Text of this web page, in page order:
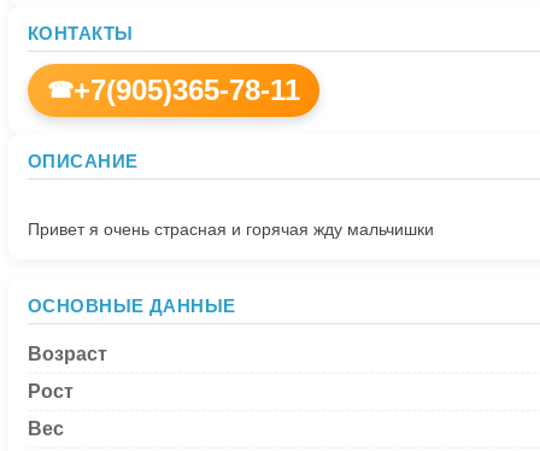
КОНТАКТЫ
☎+7(905)365-78-11
ОПИСАНИЕ
ОСНОВНЫЕ ДАННЫЕ
Возраст
Рост
Вес